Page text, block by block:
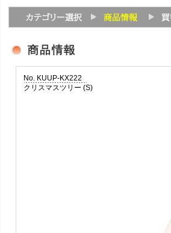
No. KUUP-KX222
クリスマスツリー (S)